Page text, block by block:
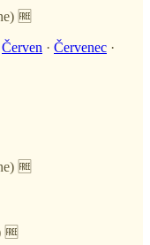
🆓
Červen · Červenec ·
🆓
🆓